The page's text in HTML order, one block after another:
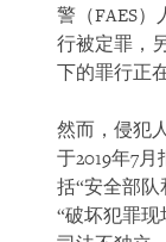
警（FAES）
行被定罪，
下的罪行正
然而，侵犯
于2019年7
括“安全部
“破坏犯罪